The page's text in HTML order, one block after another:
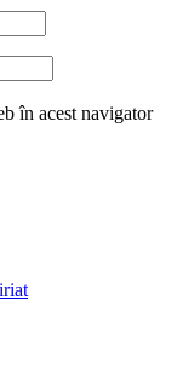
în acest navigator